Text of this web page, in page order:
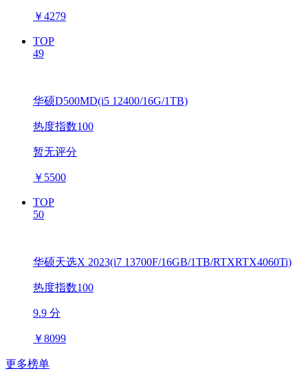
￥4279
TOP
49
华硕D500MD(i5 12400/16G/1TB)
热度指数100
暂无评分
￥ 5500
TOP
50
华硕天选X 2023(i7 13700F/16GB/1TB/RTXRTX4060Ti)
热度指数100
9.9 分
￥8099
更多榜单